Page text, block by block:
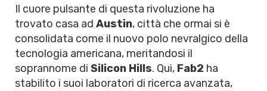
Il cuore pulsante di questa rivoluzione ha
trovato casa ad Austin, città che ormai si è
consolidata come il nuovo polo nevralgico della
tecnologia americana, meritandosi il
soprannome di Silicon Hills. Qui, Fab2 ha
stabilito i suoi laboratori di ricerca avanzata,